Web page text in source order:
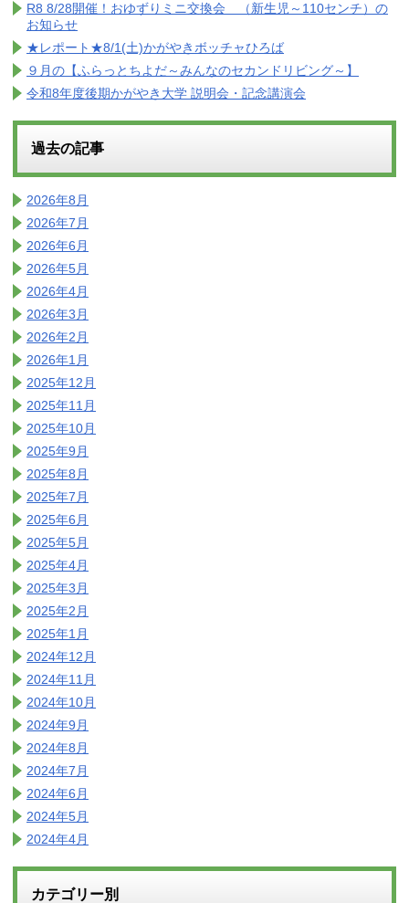
R8 8/28開催！おゆずりミニ交換会 （新生児～110センチ）の
お知らせ
★レポート★8/1(土)かがやきボッチャひろば
９月の【ふらっとちよだ～みんなのセカンドリビング～】
令和8年度後期かがやき大学 説明会・記念講演会
過去の記事
2026年8月
2026年7月
2026年6月
2026年5月
2026年4月
2026年3月
2026年2月
2026年1月
2025年12月
2025年11月
2025年10月
2025年9月
2025年8月
2025年7月
2025年6月
2025年5月
2025年4月
2025年3月
2025年2月
2025年1月
2024年12月
2024年11月
2024年10月
2024年9月
2024年8月
2024年7月
2024年6月
2024年5月
2024年4月
カテゴリー別